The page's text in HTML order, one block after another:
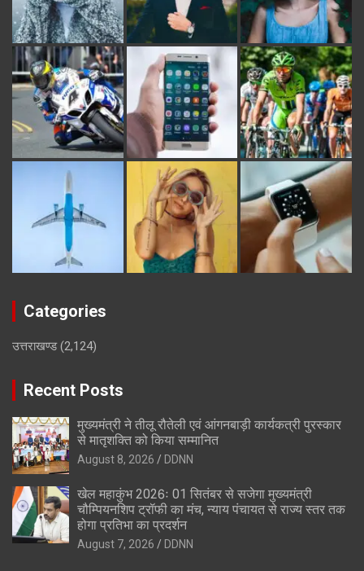
Categories
उत्तराखण्ड(2,124)
Recent Posts
मुख्यमंत्री ने तीलू रौतेली एवं आंगनबाड़ी कार्यकत्री पुरस्कार
से मातृशक्ति को किया सम्मानित
August 8, 2026 DDNN
खेल महाकुंभ 2026ः 01 सितंबर से सजेगा मुख्यमंत्री
चौम्पियनशिप ट्रॉफी का मंच, न्याय पंचायत से राज्य स्तर तक
होगा प्रतिभा का प्रदर्शन
August 7, 2026 DDNN